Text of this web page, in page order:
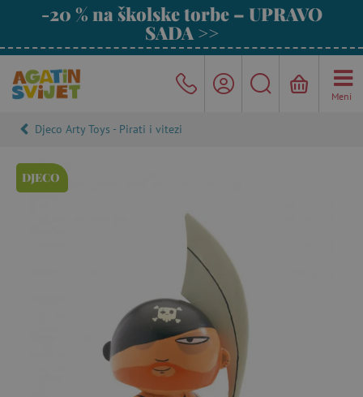
-20 % na školske torbe – UPRAVO
SADA >>
Meni
Djeco Arty Toys - Pirati i vitezi
DJECO